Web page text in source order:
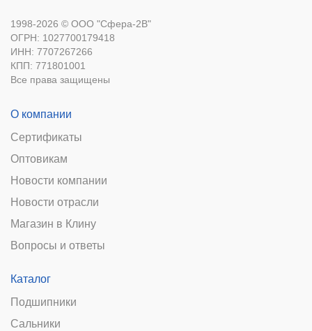
1998-2026 © ООО "Сфера-2В"
ОГРН: 1027700179418
ИНН: 7707267266
КПП: 771801001
Все права защищены
О компании
Сертификаты
Оптовикам
Новости компании
Новости отрасли
Магазин в Клину
Вопросы и ответы
Каталог
Подшипники
Сальники